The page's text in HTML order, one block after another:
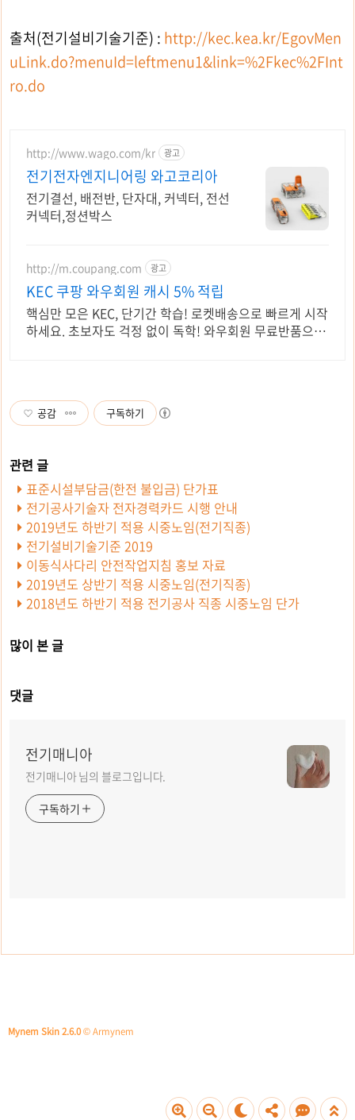
출처(전기설비기술기준) : http://kec.kea.kr/EgovMen
uLink.do?menuId=leftmenu1&link=%2Fkec%2FInt
ro.do
http://www.wago.com/kr 광고
전기전자엔지니어링 와고코리아
전기결선, 배전반, 단자대, 커넥터, 전선
커넥터,정션박스
http://m.coupang.com 광고
KEC 쿠팡 와우회원 캐시 5% 적립
핵심만 모은 KEC, 단기간 학습! 로켓배송으로 빠르게 시작
하세요. 초보자도 걱정 없이 독학! 와우회원 무료반품으로
공감 구독하기
표준시설부담금(한전 불입금) 단가표
전기공사기술자 전자경력카드 시행 안내
2019년도 하반기 적용 시중노임(전기직종)
전기설비기술기준 2019
이동식사다리 안전작업지침 홍보 자료
2019년도 상반기 적용 시중노임(전기직종)
2018년도 하반기 적용 전기공사 직종 시중노임 단가
많이 본 글
댓글
전기매니아
전기매니아 님의 블로그입니다.
구독하기
Mynem Skin 2.6.0© Armynem